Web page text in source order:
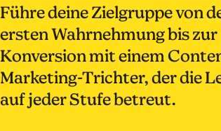
Führe deine Zielgruppe von
ersten Wahrnehmung bis zur
Konversion mit einem
Marketing-Trichter, der die
auf jeder Stufe betreut.